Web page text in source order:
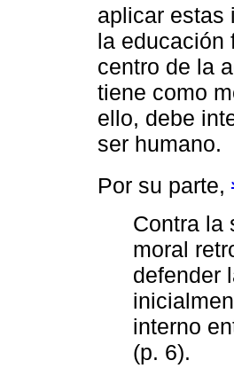
aplicar estas
la educación
centro de la
tiene como
ello, debe
ser humano.
Por su parte,
Contra la
moral
defender
interno
(p. 6).